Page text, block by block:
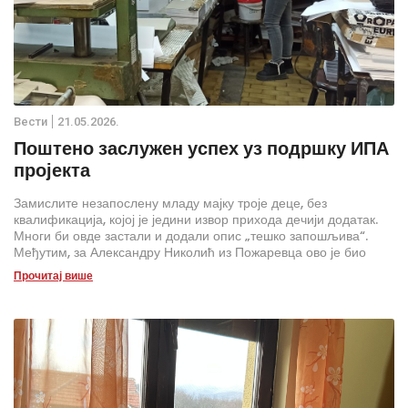
Вести 21.05.2026.
Поштено заслужен успех уз подршку ИПА
пројекта
Замислите незапослену младу мајку троје деце, без
квалификација, којој је једини извор прихода дечији додатак.
Многи би овде застали и додали опис „тешко запошљива“.
Међутим, за Александру Николић из Пожаревца ово је био
само почетак приче о успеху.
Прочитај више